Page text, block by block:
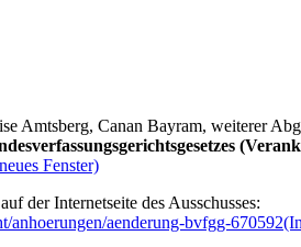
Amtsberg, Canan Bayram, weiterer
Fenster)
der Internetseite des Ausschusses:
anhoerungen/aenderung-bvfgg-670592